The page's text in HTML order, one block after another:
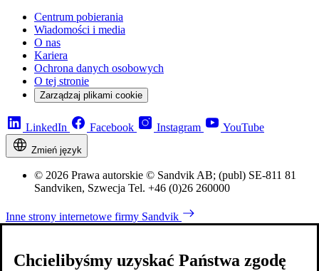
Centrum pobierania
Wiadomości i media
O nas
Kariera
Ochrona danych osobowych
O tej stronie
Zarządzaj plikami cookie
LinkedIn Facebook Instagram YouTube
Zmień język
© 2026 Prawa autorskie © Sandvik AB; (publ) SE-811 81
Sandviken, Szwecja Tel. +46 (0)26 260000
Inne strony internetowe firmy Sandvik
Chcielibyśmy uzyskać Państwa zgodę